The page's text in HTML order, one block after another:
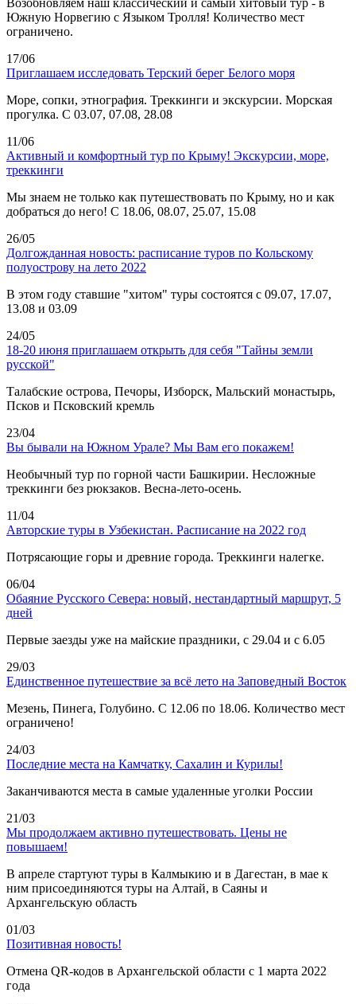
Южную Норвегию с Языком Тролля! Количество мест
ограничено.
17/06
Приглашаем исследовать Терский берег Белого моря
Море, сопки, этнография. Треккинги и экскурсии. Морская
прогулка. С 03.07, 07.08, 28.08
11/06
Активный и комфортный тур по Крыму! Экскурсии, море,
треккинги
Мы знаем не только как путешествовать по Крыму, но и как
добраться до него! С 18.06, 08.07, 25.07, 15.08
26/05
Долгожданная новость: расписание туров по Кольскому
полуострову на лето 2022
В этом году ставшие "хитом" туры состоятся с 09.07, 17.07,
13.08 и 03.09
24/05
18-20 июня приглашаем открыть для себя "Тайны земли
русской"
Талабские острова, Печоры, Изборск, Мальский монастырь,
Псков и Псковский кремль
23/04
Вы бывали на Южном Урале? Мы Вам его покажем!
Необычный тур по горной части Башкирии. Несложные
треккинги без рюкзаков. Весна-лето-осень.
11/04
Авторские туры в Узбекистан. Расписание на 2022 год
Потрясающие горы и древние города. Треккинги налегке.
06/04
Обаяние Русского Севера: новый, нестандартный маршрут, 5
дней
Первые заезды уже на майские праздники, с 29.04 и с 6.05
29/03
Единственное путешествие за всё лето на Заповедный Восток
Мезень, Пинега, Голубино. С 12.06 по 18.06. Количество мест
ограничено!
24/03
Последние места на Камчатку, Сахалин и Курилы!
Заканчиваются места в самые удаленные уголки России
21/03
Мы продолжаем активно путешествовать. Цены не
повышаем!
В апреле стартуют туры в Калмыкию и в Дагестан, в мае к
ним присоединяются туры на Алтай, в Саяны и
Архангельскую область
01/03
Позитивная новость!
Отмена QR-кодов в Архангельской области с 1 марта 2022
года